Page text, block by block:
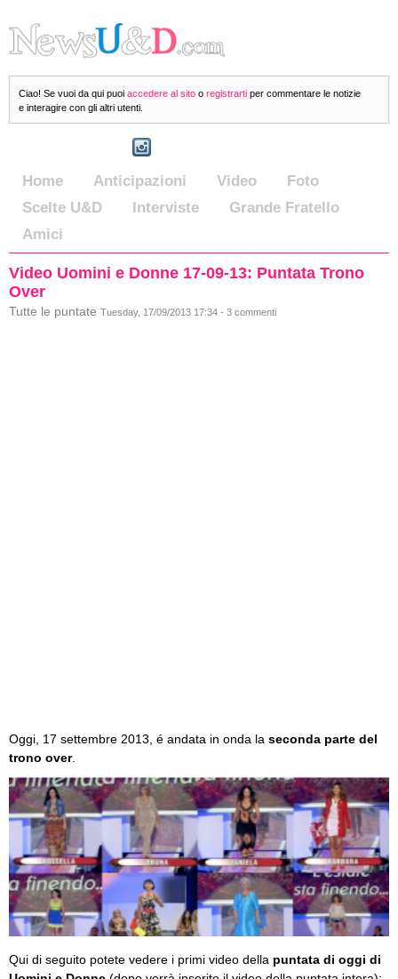
Ciao! Se vuoi da qui puoi accedere al sito o registrarti per commentare le notizie
e interagire con gli altri utenti.
Home Anticipazioni Video
Foto
Scelte U&D
Interviste
Grande Fratello
Amici
Video Uomini e Donne 17-09-13: Puntata Trono
Over
Tutte le puntate Tuesday, 17/09/2013 17:34 - 3 commenti
Oggi, 17 settembre 2013, é andata in onda la seconda parte del
trono over.
Qui di seguito potete vedere i primi video della puntata di oggi di